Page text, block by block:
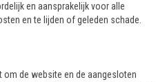
en aansprakelijk voor alle
en te lijden of geleden schade.
om de website en de aangesloten